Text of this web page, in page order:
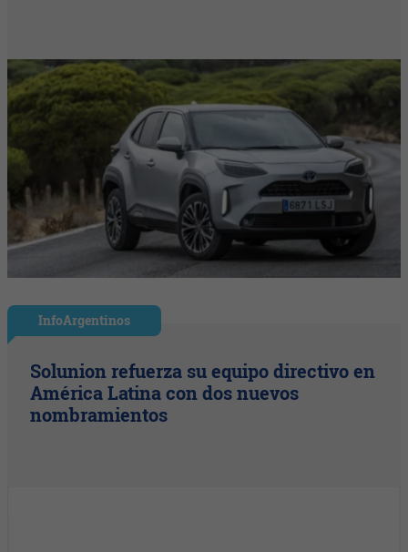
InfoArgentinos
Solunion refuerza su equipo directivo en
América Latina con dos nuevos
nombramientos